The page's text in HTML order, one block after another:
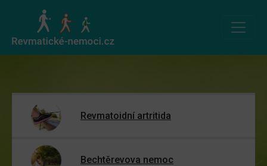
Revmatoidní artritida
Bechtěrevova nemoc